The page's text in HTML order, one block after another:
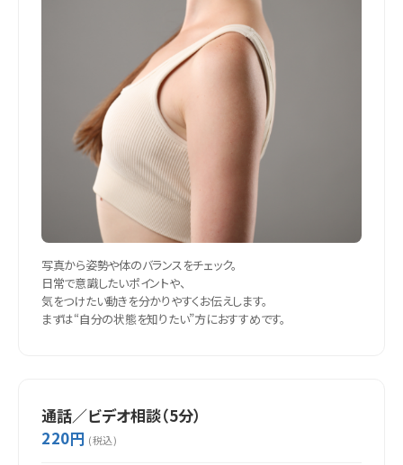
写真から姿勢や体のバランスをチェック。
日常で意識したいポイントや、
気をつけたい動きを分かりやすくお伝えします。
まずは“自分の状態を知りたい”方におすすめです。
通話／ビデオ相談（5分）
220円 (税込)